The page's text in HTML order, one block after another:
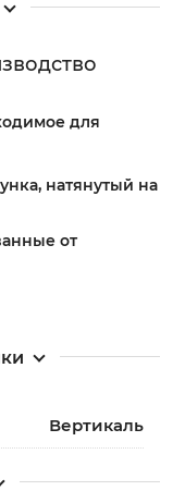
для
натянутый на
от
Вертикаль